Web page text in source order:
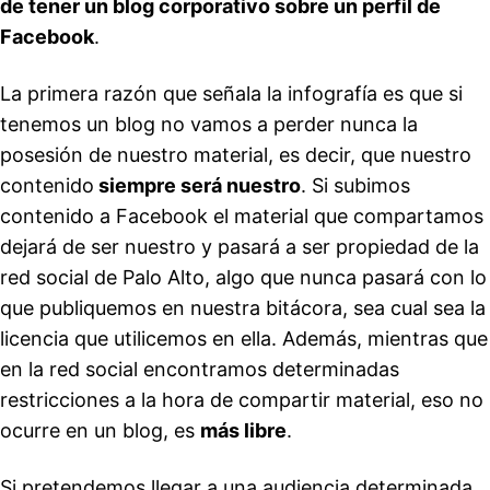
de tener un blog corporativo sobre un perfil de
Facebook.
La primera razón que señala la infografía es que si
tenemos un blog no vamos a perder nunca la
posesión de nuestro material, es decir, que nuestro
contenido siempre será nuestro. Si subimos
contenido a Facebook el material que compartamos
dejará de ser nuestro y pasará a ser propiedad de la
red social de Palo Alto, algo que nunca pasará con lo
que publiquemos en nuestra bitácora, sea cual sea la
licencia que utilicemos en ella. Además, mientras que
en la red social encontramos determinadas
restricciones a la hora de compartir material, eso no
ocurre en un blog, es más libre.